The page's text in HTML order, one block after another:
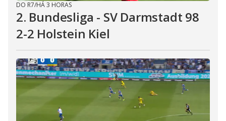
DO R7/HÁ 3 HORAS
2. Bundesliga - SV Darmstadt 98
2-2 Holstein Kiel